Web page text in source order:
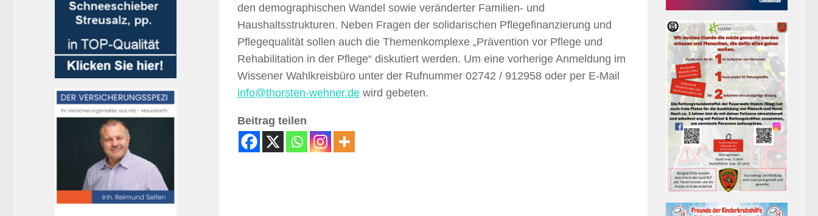
den demographischen Wandel sowie veränderter Familien- und
Haushaltsstrukturen. Neben Fragen der solidarischen Pflegefinanzierung und
Pflegequalität sollen auch die Themenkomplexe „Prävention vor Pflege und
Rehabilitation in der Pflege“ diskutiert werden. Um eine vorherige Anmeldung im
Wissener Wahlkreisbüro unter der Rufnummer 02742 / 912958 oder per E-Mail
info@thorsten-wehner.de wird gebeten.
Beitrag teilen